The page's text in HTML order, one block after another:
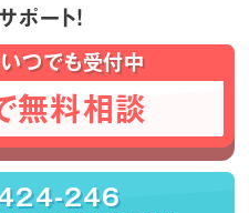
ポート！
つでも受付中
無料相談
246